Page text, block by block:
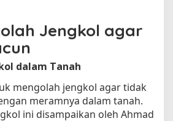
s
,
m
a
n
Jengkol agar
dalam Tanah
mengolah jengkol agar tidak
meramnya dalam tanah.
ini disampaikan oleh Ahmad